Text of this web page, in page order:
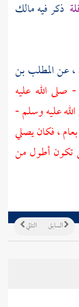
ذكر فيهمالك
، عنالمطلب بن
صلى الله عليه
عليه وسلم -
، فكان يصلي
تكون أطول من
التالي السابق